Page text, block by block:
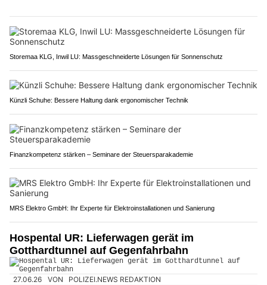
Storemaa KLG, Inwil LU: Massgeschneiderte Lösungen für Sonnenschutz
Künzli Schuhe: Bessere Haltung dank ergonomischer Technik
Finanzkompetenz stärken – Seminare der Steuersparakademie
MRS Elektro GmbH: Ihr Experte für Elektroinstallationen und Sanierung
Hospental UR: Lieferwagen gerät im
Gotthardtunnel auf Gegenfahrbahn
27.06.26 VON POLIZEI.NEWS REDAKTION